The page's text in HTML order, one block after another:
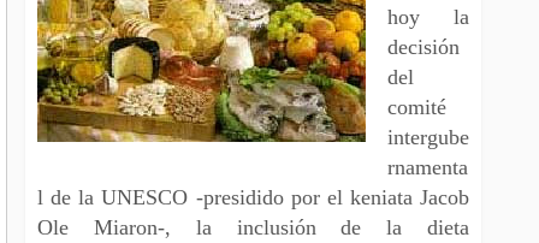
hoy la
decisión
del
comité
intergube
rnamenta
l de la UNESCO -presidido por el keniata Jacob
Ole Miaron-, la inclusión de la dieta